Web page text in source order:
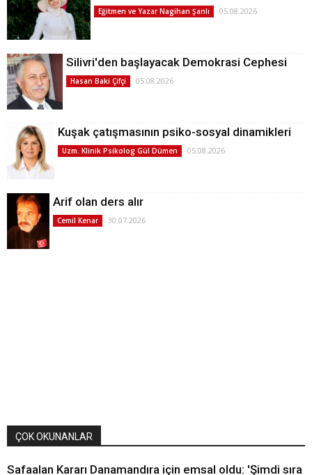
Eğitmen ve Yazar Nagihan Şanlı 05.08.2026
Silivri'den başlayacak Demokrasi Cephesi
Hasan Baki Çifçi 05.08.2026
Kuşak çatışmasının psiko-sosyal dinamikleri
Uzm. Klinik Psikolog Gül Dümen 05.08.2026
Arif olan ders alır
Cemil Kenar 30.07.2026
ÇOK OKUNANLAR
Safaalan Kararı Danamandıra için emsal oldu: 'Şimdi sıra